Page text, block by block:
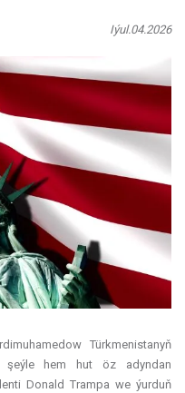
Iýul.04.2026
Türkmenistanyň
şeýle hem hut öz adyndan
Donald Trampa we ýurduň